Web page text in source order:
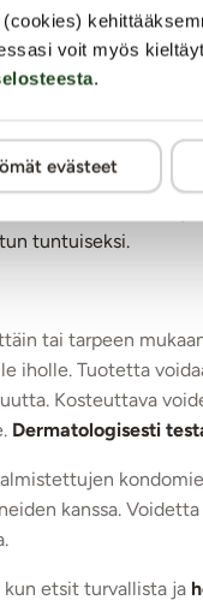
voit myös
.
evästeet
sisältää
karitevoi (tunnetaan
käytetään myös
intiimivoide on
ja sen
tuntuiseksi.
tai tarpeen
iholle. Tuotetta
Kosteuttava
Dermatologisesti
kanssa.
etsit turvallista ja